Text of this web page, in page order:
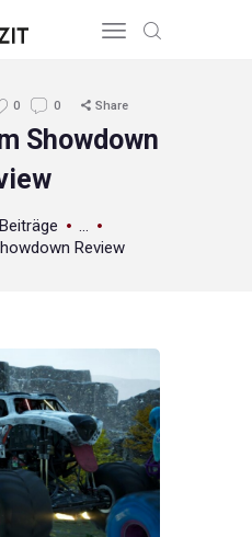
0 0 Share
Showdown
...
Review